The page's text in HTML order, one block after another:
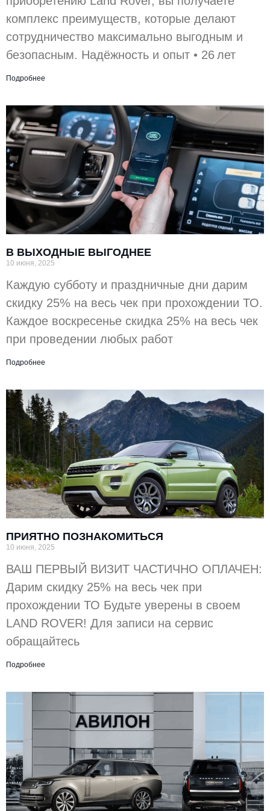
комплекс преимуществ, которые делают
сотрудничество максимально выгодным и
безопасным. Надёжность и опыт • 26 лет
Подробнее
В ВЫХОДНЫЕ ВЫГОДНЕЕ
10 июня, 2025
Каждую субботу и праздничные дни дарим
скидку 25% на весь чек при прохождении ТО.
Каждое воскресенье скидка 25% на весь чек
при проведении любых работ
Подробнее
ПРИЯТНО ПОЗНАКОМИТЬСЯ
10 июня, 2025
ВАШ ПЕРВЫЙ ВИЗИТ ЧАСТИЧНО ОПЛАЧЕН:
Дарим скидку 25% на весь чек при
прохождении ТО Будьте уверены в своем
LAND ROVER! Для записи на сервис
обращайтесь
Подробнее